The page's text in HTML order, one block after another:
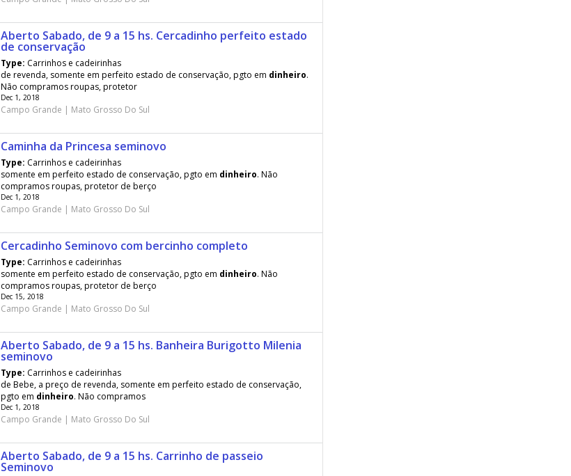
Aberto Sabado, de 9 a 15 hs. Cercadinho perfeito estado
de conservação
Type: Carrinhos e cadeirinhas
de revenda, somente em perfeito estado de conservação, pgto em dinheiro.
Não compramos roupas, protetor
Dec 1, 2018
Campo Grande | Mato Grosso Do Sul
Caminha da Princesa seminovo
Type: Carrinhos e cadeirinhas
somente em perfeito estado de conservação, pgto em dinheiro. Não
compramos roupas, protetor de berço
Dec 1, 2018
Campo Grande | Mato Grosso Do Sul
Cercadinho Seminovo com bercinho completo
Type: Carrinhos e cadeirinhas
somente em perfeito estado de conservação, pgto em dinheiro. Não
compramos roupas, protetor de berço
Dec 15, 2018
Campo Grande | Mato Grosso Do Sul
Aberto Sabado, de 9 a 15 hs. Banheira Burigotto Milenia
seminovo
Type: Carrinhos e cadeirinhas
de Bebe, a preço de revenda, somente em perfeito estado de conservação,
pgto em dinheiro. Não compramos
Dec 1, 2018
Campo Grande | Mato Grosso Do Sul
Aberto Sabado, de 9 a 15 hs. Carrinho de passeio
Seminovo